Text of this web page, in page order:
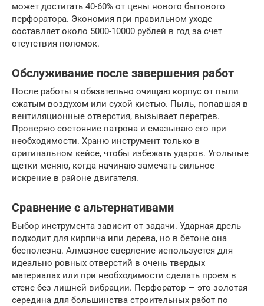
может достигать 40-60% от цены нового бытового
перфоратора. Экономия при правильном уходе
составляет около 5000-10000 рублей в год за счет
отсутствия поломок.
Обслуживание после завершения работ
После работы я обязательно очищаю корпус от пыли
сжатым воздухом или сухой кистью. Пыль, попавшая в
вентиляционные отверстия, вызывает перегрев.
Проверяю состояние патрона и смазываю его при
необходимости. Храню инструмент только в
оригинальном кейсе, чтобы избежать ударов. Угольные
щетки меняю, когда начинаю замечать сильное
искрение в районе двигателя.
Сравнение с альтернативами
Выбор инструмента зависит от задачи. Ударная дрель
подходит для кирпича или дерева, но в бетоне она
бесполезна. Алмазное сверление используется для
идеально ровных отверстий в очень твердых
материалах или при необходимости сделать проем в
стене без лишней вибрации. Перфоратор — это золотая
середина для большинства строительных работ по